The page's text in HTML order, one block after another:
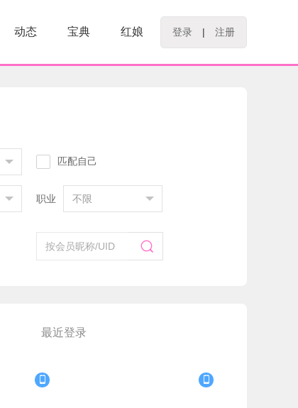
登录 | 注册
动态 宝典 红娘
匹配自己
职业 不限

最近登录